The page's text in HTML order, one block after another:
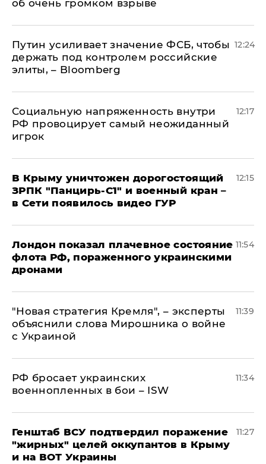
об очень громком взрыве
Путин усиливает значение ФСБ, чтобы
держать под контролем российские
элиты, – Bloomberg
12:24
Социальную напряженность внутри
РФ провоцирует самый неожиданный
игрок
12:17
В Крыму уничтожен дорогостоящий
ЗРПК "Панцирь-С1" и военный кран –
в Сети появилось видео ГУР
12:15
Лондон показал плачевное состояние
флота РФ, пораженного украинскими
дронами
11:54
"Новая стратегия Кремля", – эксперты
объяснили слова Мирошника о войне
с Украиной
11:39
РФ бросает украинских
военнопленных в бои – ISW
11:34
Генштаб ВСУ подтвердил поражение
"жирных" целей оккупантов в Крыму
и на ВОТ Украины
11:27